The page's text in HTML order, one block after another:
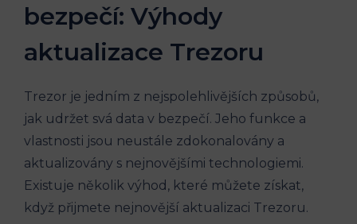
bezpečí: Výhody
aktualizace Trezoru
Trezor je jedním z nejspolehlivějších způsobů,
jak udržet svá data v bezpečí. Jeho funkce a
vlastnosti jsou neustále zdokonalovány a
aktualizovány s nejnovějšími technologiemi.
Existuje několik výhod, které můžete získat,
když přijmete nejnovější aktualizaci Trezoru.